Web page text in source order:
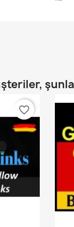
favorite_border